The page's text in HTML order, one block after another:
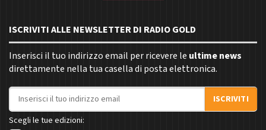
ISCRIVITI ALLE NEWSLETTER DI RADIO GOLD
Inserisci il tuo indirizzo email per ricevere le ultime news
direttamente nella tua casella di posta elettronica.
Indirizzo email
ISCRIVITI
Scegli le tue edizioni: